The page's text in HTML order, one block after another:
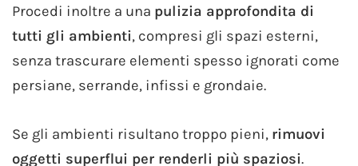
Procedi inoltre a una pulizia approfondita di
tutti gli ambienti, compresi gli spazi esterni,
senza trascurare elementi spesso ignorati come
persiane, serrande, infissi e grondaie.
Se gli ambienti risultano troppo pieni, rimuovi
oggetti superflui per renderli più spaziosi.